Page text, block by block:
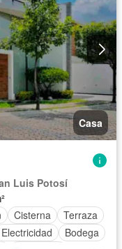
Casa
Luis Potosí
Cisterna
Terraza
Electricidad
Bodega